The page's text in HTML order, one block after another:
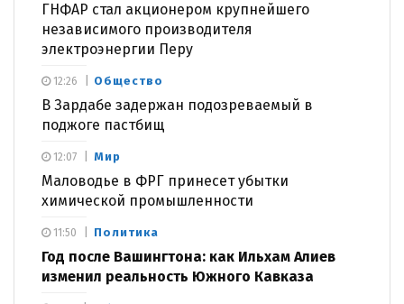
ГНФАР стал акционером крупнейшего
независимого производителя
электроэнергии Перу
Общество
В Зардабе задержан подозреваемый в
поджоге пастбищ
12:26
Мир
Маловодье в ФРГ принесет убытки
химической промышленности
12:07
Политика
Год после Вашингтона: как Ильхам Алиев
изменил реальность Южного Кавказа
11:50